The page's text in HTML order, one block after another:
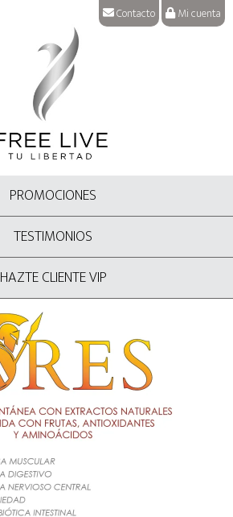
Contacto Mi cuenta
PROMOCIONES
TESTIMONIOS
HAZTE CLIENTE VIP